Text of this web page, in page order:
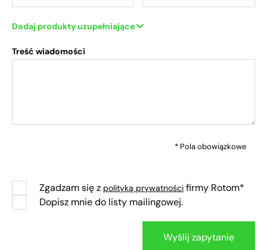
Dodaj produkty uzupełniające
Treść wiadomości
* Pola obowiązkowe
Zgadzam się z polityką prywatności firmy Rotom*
Dopisz mnie do listy mailingowej.